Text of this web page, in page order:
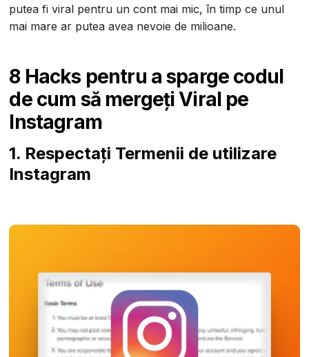
putea fi viral pentru un cont mai mic, în timp ce unul
mai mare ar putea avea nevoie de milioane.
8 Hacks pentru a sparge codul
de cum să mergeți Viral pe
Instagram
1. Respectați Termenii de utilizare
Instagram